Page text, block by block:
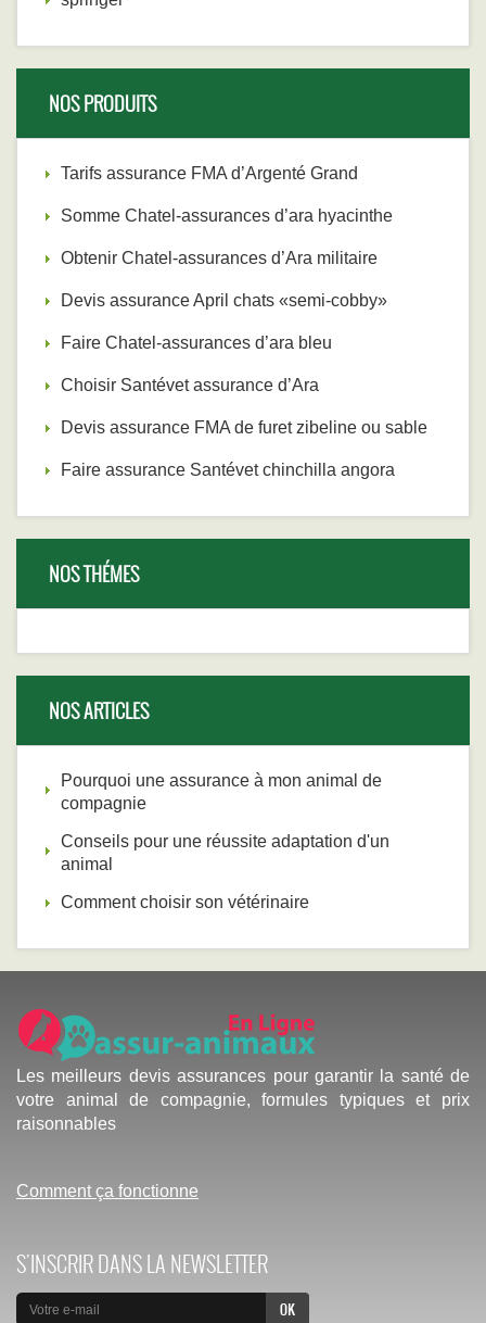
NOS PRODUITS
Tarifs assurance FMA d’Argenté Grand
Somme Chatel-assurances d’ara hyacinthe
Obtenir Chatel-assurances d’Ara militaire
Devis assurance April chats «semi-cobby»
Faire Chatel-assurances d’ara bleu
Choisir Santévet assurance d’Ara
Devis assurance FMA de furet zibeline ou sable
Faire assurance Santévet chinchilla angora
NOS THÉMES
NOS ARTICLES
Pourquoi une assurance à mon animal de
compagnie
Conseils pour une réussite adaptation d'un
animal
Comment choisir son vétérinaire
Les meilleurs devis assurances pour garantir la santé de
votre animal de compagnie, formules typiques et prix
raisonnables
Comment ça fonctionne
S'INSCRIR DANS LA NEWSLETTER